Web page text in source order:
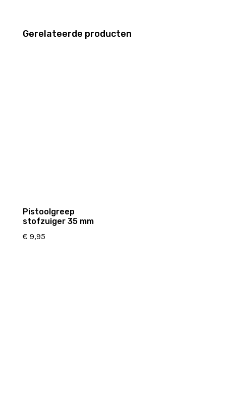
Gerelateerde producten
Pistoolgreep
stofzuiger 35 mm
€ 9,95